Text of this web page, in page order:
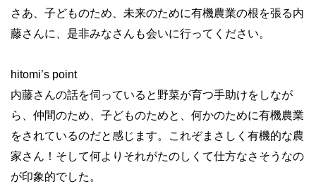
さあ、子どものため、未来のために有機農業の根を張る内
藤さんに、是非みなさんも会いに行ってください。
hitomi’s point
内藤さんの話を伺っていると野菜が育つ手助けをしなが
ら、仲間のため、子どものためと、何かのために有機農業
をされているのだと感じます。これぞまさしく有機的な農
家さん！そして何よりそれがたのしくて仕方なさそうなの
が印象的でした。